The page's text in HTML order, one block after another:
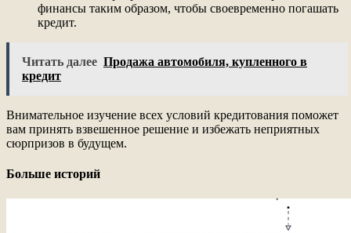
финансы таким образом, чтобы своевременно погашать
кредит.
Читать далее Продажа автомобиля, купленного в
кредит
Внимательное изучение всех условий кредитования поможет
вам принять взвешенное решение и избежать неприятных
сюрпризов в будущем.
Больше историй